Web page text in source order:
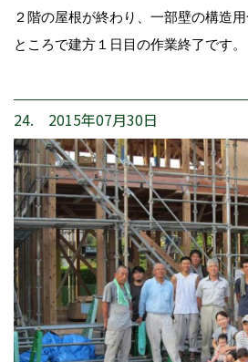
２階の屋根が終わり、一部壁の構造
ところで建方１日目の作業終了です。
24. 2015年07月30日